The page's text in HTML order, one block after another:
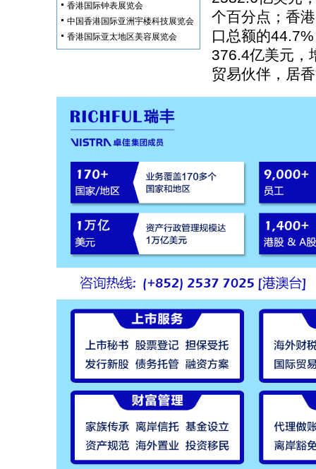
香港国际钟表展览会
中国香港国际亚洲宇楼科技展览会
香港国际亚太地区美容展览会
个百分点；香
口总额的
376.4亿美元，
贸易伙伴，居